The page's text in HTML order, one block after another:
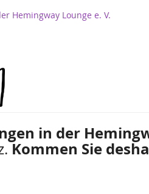
Hemingway Lounge e. V.
in der
Kommen Sie